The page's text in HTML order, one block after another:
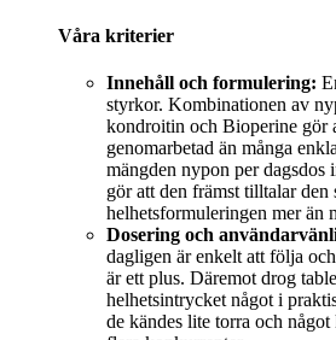
Våra kriterier
Innehåll och formulering:
styrkor. Kombinationen av
kondroitin och Bioperine gör
genomarbetad än många
mängden nypon per dagsdos
gör att den främst tilltalar den
helhetsformuleringen mer än
Dosering och
dagligen är enkelt att följa
är ett plus. Däremot drog
helhetsintrycket något i
de kändes lite torra och